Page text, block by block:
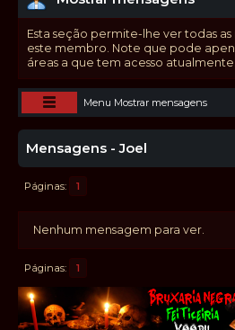
Esta seção permite-lhe ver todas
este membro. Note que pode
áreas a que tem acesso atualmente.
Menu Mostrar mensagens
Mensagens - Joel
Páginas 1
Nenhum mensagem para ver.
Páginas 1